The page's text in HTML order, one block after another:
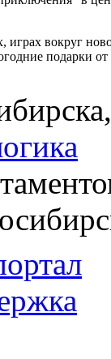
играх вокруг
подарки